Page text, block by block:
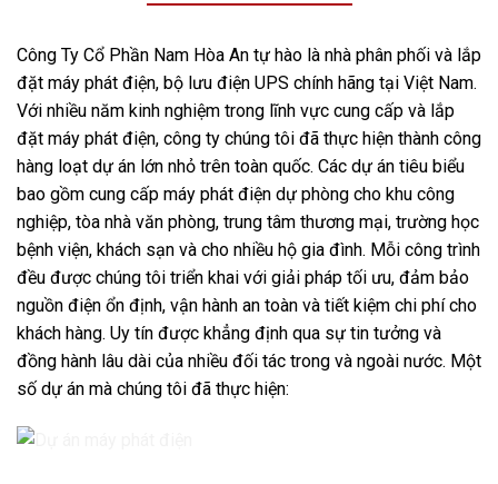
Công Ty Cổ Phần Nam Hòa An tự hào là nhà phân phối và lắp
đặt máy phát điện, bộ lưu điện UPS chính hãng tại Việt Nam.
Với nhiều năm kinh nghiệm trong lĩnh vực cung cấp và lắp
đặt máy phát điện, công ty chúng tôi đã thực hiện thành công
hàng loạt dự án lớn nhỏ trên toàn quốc. Các dự án tiêu biểu
bao gồm cung cấp máy phát điện dự phòng cho khu công
nghiệp, tòa nhà văn phòng, trung tâm thương mại, trường học
bệnh viện, khách sạn và cho nhiều hộ gia đình. Mỗi công trình
đều được chúng tôi triển khai với giải pháp tối ưu, đảm bảo
nguồn điện ổn định, vận hành an toàn và tiết kiệm chi phí cho
khách hàng. Uy tín được khẳng định qua sự tin tưởng và
đồng hành lâu dài của nhiều đối tác trong và ngoài nước. Một
số dự án mà chúng tôi đã thực hiện: